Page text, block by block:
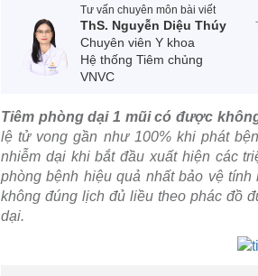
Tư vấn chuyên môn bài viết
ThS. Nguyễn Diệu Thúy
Chuyên viên Y khoa
Hệ thống Tiêm chủng
VNVC
Tiêm phòng dại 1 mũi có được
lệ tử vong gần như 100% khi phát
nhiễm dại khi bắt đầu xuất hiện các
phòng bệnh hiệu quả nhất bảo vệ
không đúng lịch đủ liều theo phác đồ
dại.